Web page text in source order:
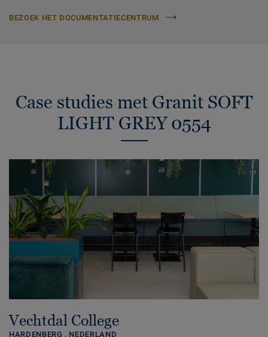
BEZOEK HET DOCUMENTATIECENTRUM
Case studies met Granit SOFT
LIGHT GREY 0554
Vechtdal College
HARDENBERG , NEDERLAND